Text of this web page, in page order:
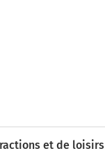
et de loisirs